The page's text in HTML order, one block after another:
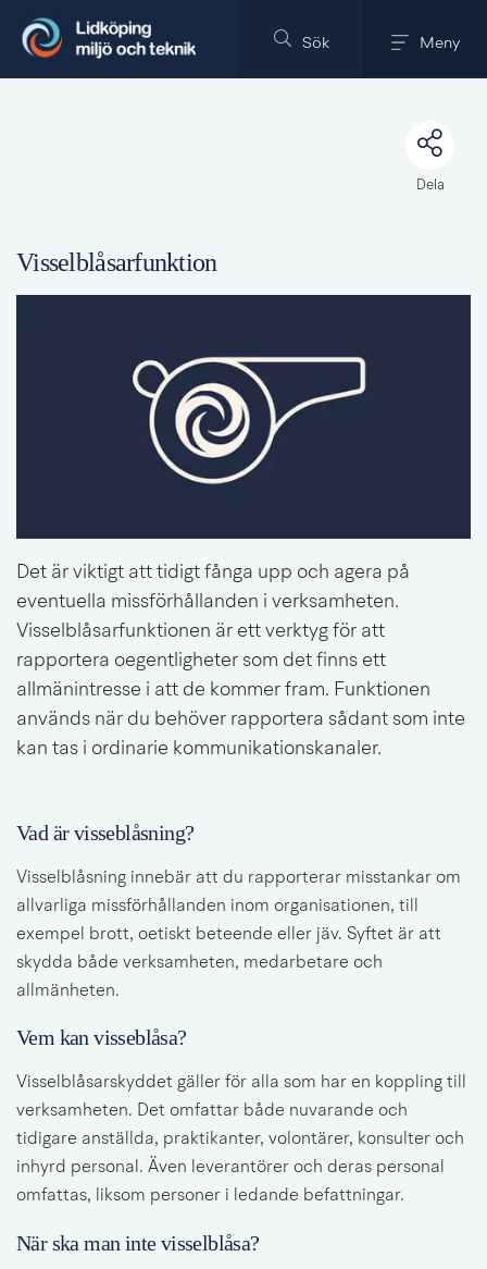
Sök Meny
Dela
Visselblåsarfunktion
Det är viktigt att tidigt fånga upp och agera på
eventuella missförhållanden i verksamheten.
Visselblåsarfunktionen är ett verktyg för att
rapportera oegentligheter som det finns ett
allmänintresse i att de kommer fram. Funktionen
används när du behöver rapportera sådant som inte
kan tas i ordinarie kommunikationskanaler.
Vad är visseblåsning?
Visselblåsning innebär att du rapporterar misstankar om
allvarliga missförhållanden inom organisationen, till
exempel brott, oetiskt beteende eller jäv. Syftet är att
skydda både verksamheten, medarbetare och
allmänheten.
Vem kan visseblåsa?
Visselblåsarskyddet gäller för alla som har en koppling till
verksamheten. Det omfattar både nuvarande och
tidigare anställda, praktikanter, volontärer, konsulter och
inhyrd personal. Även leverantörer och deras personal
omfattas, liksom personer i ledande befattningar.
När ska man inte visselblåsa?